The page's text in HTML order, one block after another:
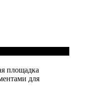
площадка
для